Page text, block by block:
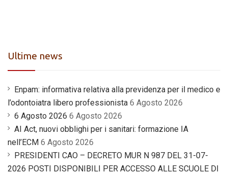
Ultime news
Enpam: informativa relativa alla previdenza per il medico e
l’odontoiatra libero professionista 6 Agosto 2026
6 Agosto 2026 6 Agosto 2026
AI Act, nuovi obblighi per i sanitari: formazione IA
nell’ECM 6 Agosto 2026
PRESIDENTI CAO – DECRETO MUR N 987 DEL 31-07-
2026 POSTI DISPONIBILI PER ACCESSO ALLE SCUOLE DI